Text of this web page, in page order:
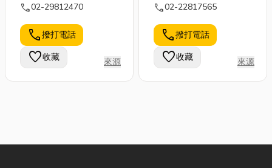
外國語文選修，是一所
培養國際化人才的搖
籃。 3.田園： 本校將
為田園森林實驗小學，
讓學童接近大自然，喜
愛鄉土文化並能培養愛
call02-29812470
call撥打電話
favorite收藏 來源
call02-22817565
call撥打電話
favorite收藏 來源